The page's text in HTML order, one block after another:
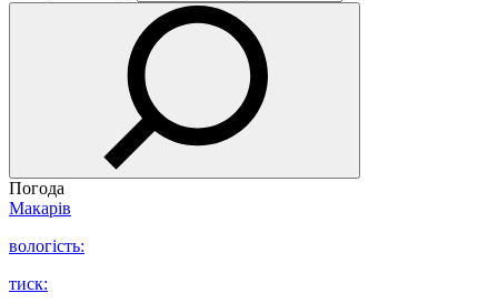
Погода
Макарів
вологість:
тиск: